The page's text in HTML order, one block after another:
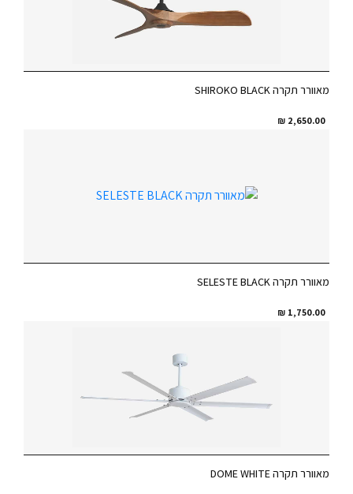
מאוורר תקרה SHIROKO BLACK
2,650.00
₪
מאוורר תקרה SELESTE BLACK
1,750.00
₪
מאוורר תקרה DOME WHITE